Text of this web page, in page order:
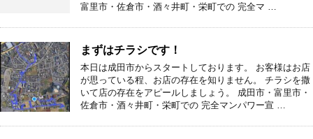
富里市・佐倉市・酒々井町・栄町での 完全マ …
まずはチラシです！
本日は成田市からスタートしております。 お客様はお店
が思っている程、お店の存在を知りません。 チラシを撒
いて店の存在をアピールしましょう。 成田市・富里市・
佐倉市・酒々井町・栄町での 完全マンパワー宣 …